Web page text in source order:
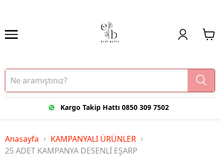
Kargo Takip Hattı 0850 309 7502
Anasayfa
KAMPANYALI ÜRÜNLER
25 ADET KAMPANYA DESENLİ EŞARP